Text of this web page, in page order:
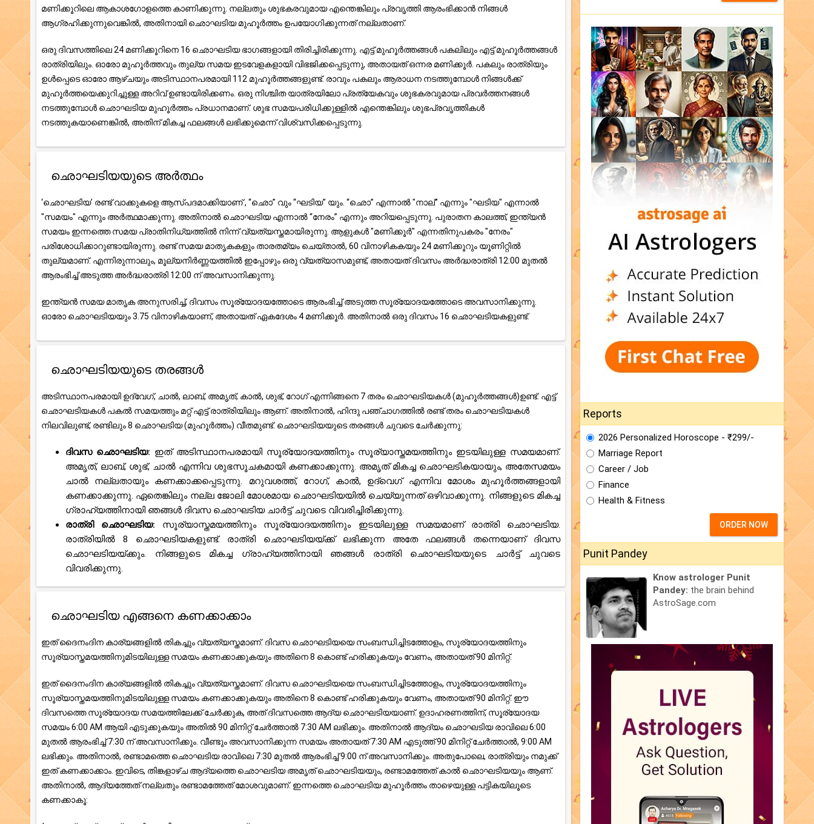
മണിക്കൂറിലെ ആകാശഗോളത്തെ കാണിക്കുന്നു. നല്ലതും ശുഭകരവുമായ എന്തെങ്കിലും പ്രവൃത്തി ആരംഭിക്കാൻ നിങ്ങൾ
ആഗ്രഹിക്കുന്നുവെങ്കിൽ, അതിനായി ഛൊഘടിയ മുഹൂർത്തം ഉപയോഗിക്കുന്നത് നല്ലതാണ്.
ഒരു ദിവസത്തിലെ 24 മണിക്കൂറിനെ 16 ഛൊഘടിയ ഭാഗങ്ങളായി തിരിച്ചിരിക്കുന്നു. എട്ട് മുഹൂർത്തങ്ങൾ പകലിലും എട്ട് മുഹൂർത്തങ്ങൾ
രാത്രിയിലും. ഓരോ മുഹൂർത്തവും തുല്യ സമയ ഇടവേളകളായി വിഭജിക്കപ്പെടുന്നു, അതായത് ഒന്നര മണിക്കൂർ. പകലും രാത്രിയും
ഉൾപ്പെടെ ഓരോ ആഴ്ചയും അടിസ്ഥാനപരമായി 112 മുഹൂർത്തങ്ങളുണ്ട്. രാവും പകലും ആരാധന നടത്തുമ്പോൾ നിങ്ങൾക്ക്
മുഹൂർത്തയെക്കുറിച്ചുള്ള അറിവ് ഉണ്ടായിരിക്കണം. ഒരു നിശ്ചിത യാത്രയിലോ പ്രത്യേകവും ശുഭകരവുമായ പ്രവർത്തനങ്ങൾ
നടത്തുമ്പോൾ ഛൊഘടിയ മുഹൂർത്തം പ്രധാനമാണ്. ശുഭ സമയപരിധിക്കുള്ളിൽ എന്തെങ്കിലും ശുഭപ്രവൃത്തികൾ
നടത്തുകയാണെങ്കിൽ, അതിന് മികച്ച ഫലങ്ങൾ ലഭിക്കുമെന്ന് വിശ്വസിക്കപ്പെടുന്നു.
ഛൊഘടിയയുടെ അർത്ഥം
‘ഛൊഘടിയ’ രണ്ട് വാക്കുകളെ ആസ്പദമാക്കിയാണ് , “ഛൊ” വും “ഘടിയ” യും. “ഛൊ” എന്നാൽ "നാല്" എന്നും "ഘടിയ" എന്നാൽ
"സമയം" എന്നും അർത്ഥമാക്കുന്നു. അതിനാൽ ഛൊഘടിയ എന്നാൽ “നേരം” എന്നും അറിയപ്പെടുന്നു. പുരാതന കാലത്ത്, ഇന്ത്യൻ
സമയം ഇന്നത്തെ സമയ പ്രാതിനിധ്യത്തിൽ നിന്ന് വ്യത്യസ്തമായിരുന്നു. ആളുകൾ "മണിക്കൂർ" എന്നതിനുപകരം "നേരം"
പരിശോധിക്കാറുണ്ടായിരുന്നു. രണ്ട് സമയ മാതൃകകളും താരതമ്യം ചെയ്താൽ, 60 വിനാഴികകയും 24 മണിക്കൂറും യൂണിറ്റിൽ
തുല്യമാണ്. എന്നിരുന്നാലും, മൂല്യനിർണ്ണയത്തിൽ ഇപ്പോഴും ഒരു വ്യത്യാസമുണ്ട്, അതായത് ദിവസം അർദ്ധരാത്രി 12:00 മുതൽ
ആരംഭിച്ച് അടുത്ത അർദ്ധരാത്രി 12:00 ന് അവസാനിക്കുന്നു.
ഇന്ത്യൻ സമയ മാതൃക അനുസരിച്ച്, ദിവസം സൂര്യോദയത്തോടെ ആരംഭിച്ച് അടുത്ത സൂര്യോദയത്തോടെ അവസാനിക്കുന്നു.
ഓരോ ഛൊഘടിയയും 3.75 വിനാഴികയാണ്, അതായത് ഏകദേശം 4 മണിക്കൂർ. അതിനാൽ ഒരു ദിവസം 16 ഛൊഘടിയകളുണ്ട്.
ഛൊഘടിയയുടെ തരങ്ങൾ
അടിസ്ഥാനപരമായി ഉദ്വേഗ്, ചാൽ, ലാബ്, അമൃത്, കാൽ, ശുഭ്, റോഗ് എന്നിങ്ങനെ 7 തരം ഛൊഘടിയകൾ (മുഹൂർത്തങ്ങൾ)ഉണ്ട്. എട്ട്
ഛൊഘടിയകൾ പകൽ സമയത്തും മറ്റ് എട്ട് രാത്രിയിലും ആണ്. അതിനാൽ, ഹിന്ദു പഞ്ചാഗത്തിൽ രണ്ട് തരം ഛൊഘടിയകൾ
നിലവിലുണ്ട്, രണ്ടിലും 8 ഛൊഘടിയ (മുഹൂർത്തം) വീതമുണ്ട്. ഛൊഘടിയയുടെ തരങ്ങൾ ചുവടെ ചേർക്കുന്നു:
ദിവസ ഛൊഘടിയ: ഇത് അടിസ്ഥാനപരമായി സൂര്യോദയത്തിനും സൂര്യാസ്തമയത്തിനും ഇടയിലുള്ള സമയമാണ്.
അമൃത്, ലാബ്, ശുഭ്, ചാൽ എന്നിവ ശുഭസൂചകമായി കണക്കാക്കുന്നു. അമൃത് മികച്ച ഛൊഘടികയായും, അതേസമയം
ചാൽ നല്ലതായും കണക്കാക്കപ്പെടുന്നു. മറുവശത്ത്, റോഗ്, കാൽ, ഉദ്‌വെഗ് എന്നിവ മോശം മുഹൂർത്തങ്ങളായി
കണക്കാക്കുന്നു. ഏതെങ്കിലും നല്ല ജോലി മോശമായ ഛൊഘടിയയിൽ ചെയ്യുന്നത് ഒഴിവാക്കുന്നു. നിങ്ങളുടെ മികച്ച
ഗ്രാഹ്യത്തിനായി ഞങ്ങൾ ദിവസ ഛൊഘടിയ ചാർട്ട് ചുവടെ വിവരിച്ചിരിക്കുന്നു.
രാത്രി ഛൊഘടിയ: സൂര്യാസ്തമയത്തിനും സൂര്യോദയത്തിനും ഇടയിലുള്ള സമയമാണ് രാത്രി ഛൊഘടിയ.
രാത്രിയിൽ 8 ഛൊഘടിയകളുണ്ട്. രാത്രി ഛൊഘടിയയ്ക്ക് ലഭിക്കുന്ന അതേ ഫലങ്ങൾ തന്നെയാണ് ദിവസ
ഛൊഘടിയയ്ക്കും. നിങ്ങളുടെ മികച്ച ഗ്രാഹ്യത്തിനായി ഞങ്ങൾ രാത്രി ഛൊഘടിയയുടെ ചാർട്ട് ചുവടെ
വിവരിക്കുന്നു.
ഛൊഘടിയ എങ്ങനെ കണക്കാക്കാം
ഇത് ദൈനംദിന കാര്യങ്ങളിൽ തികച്ചും വ്യത്യസ്തമാണ്. ദിവസ ഛൊഘടിയയെ സംബന്ധിച്ചിടത്തോളം, സൂര്യോദയത്തിനും
സൂര്യാസ്തമയത്തിനുമിടയിലുള്ള സമയം കണക്കാക്കുകയും അതിനെ 8 കൊണ്ട് ഹരിക്കുകയും വേണം, അതായത് 90 മിനിറ്റ്.
ഇത് ദൈനംദിന കാര്യങ്ങളിൽ തികച്ചും വ്യത്യസ്തമാണ്. ദിവസ ഛൊഘടിയയെ സംബന്ധിച്ചിടത്തോളം, സൂര്യോദയത്തിനും
സൂര്യാസ്തമയത്തിനുമിടയിലുള്ള സമയം കണക്കാക്കുകയും അതിനെ 8 കൊണ്ട് ഹരിക്കുകയും വേണം, അതായത് 90 മിനിറ്റ്. ഈ
ദിവസത്തെ സൂര്യോദയ സമയത്തിലേക്ക് ചേർക്കുക, അത് ദിവസത്തെ ആദ്യ ഛൊഘടിയയാണ്. ഉദാഹരണത്തിന്, സൂര്യോദയ
സമയം 6:00 AM ആയി എടുക്കുകയും അതിൽ 90 മിനിറ്റ് ചേർത്താൽ 7:30 AM ലഭിക്കും. അതിനാൽ ആദ്യം ഛൊഘടിയ രാവിലെ 6:00
മുതൽ ആരംഭിച്ച് 7:30 ന് അവസാനിക്കും. വീണ്ടും അവസാനിക്കുന്ന സമയം അതായത് 7:30 AM എടുത്ത് 90 മിനിറ്റ് ചേർത്താൽ, 9:00 AM
ലഭിക്കും. അതിനാൽ, രണ്ടാമത്തെ ഛൊഘടിയ രാവിലെ 7:30 മുതൽ ആരംഭിച്ച് 9:00 ന് അവസാനിക്കും. അതുപോലെ, രാത്രിയും നമുക്ക്
ഇത് കണക്കാക്കാം. ഇവിടെ, തിങ്കളാഴ്ച ആദ്യത്തെ ഛൊഘടിയ അമൃത് ഛൊഘടിയയും, രണ്ടാമത്തേത് കാൽ ഛൊഘടിയയും ആണ്.
അതിനാൽ, ആദ്യത്തേത് നല്ലതും രണ്ടാമത്തേത് മോശവുമാണ്. ഇന്നത്തെ ഛൊഘടിയ മുഹൂർത്തം താഴെയുള്ള പട്ടികയിലൂടെ
കണക്കാകൂ:
Reports
2026 Personalized Horoscope - ₹299/-
Marriage Report
Career / Job
Finance
Health & Fitness
ORDER NOW
Punit Pandey
Know astrologer Punit
Pandey: the brain behind
AstroSage.com